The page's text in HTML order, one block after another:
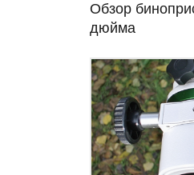
Обзор
дюйма